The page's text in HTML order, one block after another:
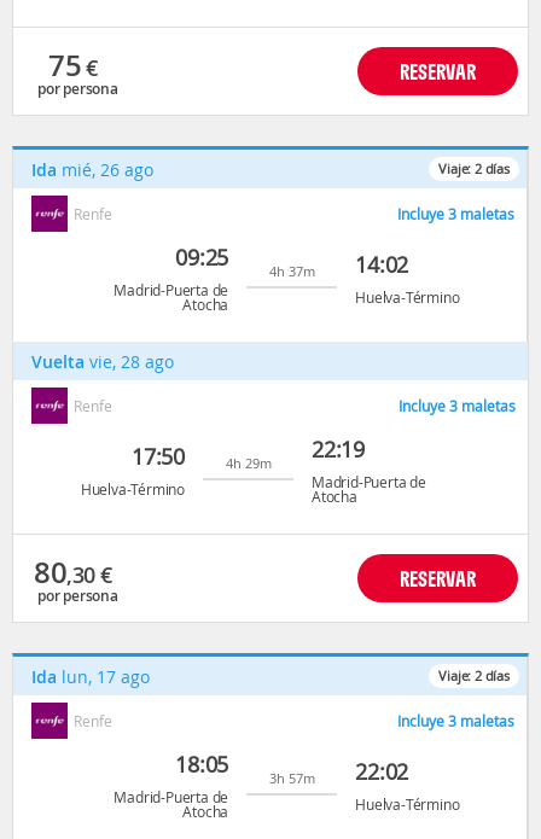
75€
por persona
RESERVAR
Viaje: 2días
Ida mié, 26 ago
Renfe Incluye 3 maletas
09:25
Madrid-Puerta de
Atocha
4h 37m 14:02
Huelva-Término
Vuelta vie, 28 ago
Renfe Incluye 3 maletas
17:50
Huelva-Término
4h 29m 22:19
Madrid-Puerta de
Atocha
80,30€
por persona
RESERVAR
Viaje: 2días
Ida lun, 17 ago
Renfe Incluye 3 maletas
18:05
Madrid-Puerta de
Atocha
3h 57m 22:02
Huelva-Término